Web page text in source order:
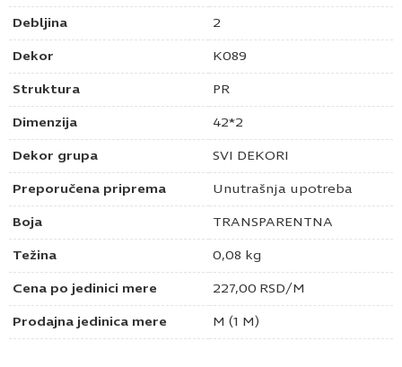
Debljina 2
Dekor K089
Struktura PR
Dimenzija 42*2
Dekor grupa SVI DEKORI
Preporučena priprema Unutrašnja upotreba
Boja TRANSPARENTNA
Težina 0,08 kg
Cena po jedinici mere 227,00 RSD/M
Prodajna jedinica mere M (1 M)